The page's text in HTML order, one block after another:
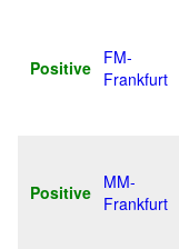
Positive
FM-
Frankfurt
Positive
MM-
Frankfurt